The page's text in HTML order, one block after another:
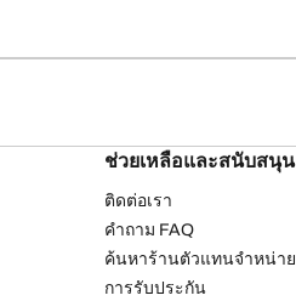
ช่วยเหลือและสนับสนุน
ติดต่อเรา
คำถาม FAQ
ค้นหาร้านตัวแทนจำหน่าย
การรับประกัน